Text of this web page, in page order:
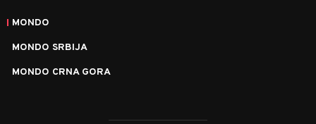
MONDO
MONDO SRBIJA
MONDO CRNA GORA